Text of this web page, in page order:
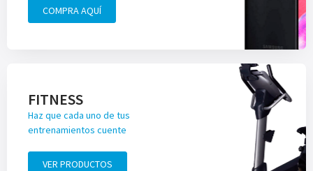
COMPRA AQUÍ
FITNESS
Haz que cada uno de tus
entrenamientos cuente
VER PRODUCTOS